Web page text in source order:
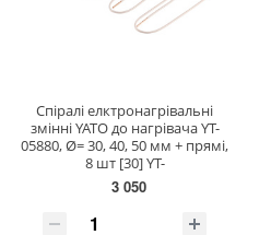
Спіралі елктронагрівальні
змінні YATO до нагрівача YT-
05880, Ø= 30, 40, 50 мм + прямі,
8 шт [30] YT-
3 050